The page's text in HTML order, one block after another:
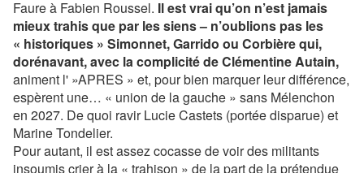
Faure à Fabien Roussel. Il est vrai qu’on n’est jamais
mieux trahis que par les siens – n’oublions pas les
« historiques » Simonnet, Garrido ou Corbière qui,
dorénavant, avec la complicité de Clémentine Autain,
animent l' »APRES » et, pour bien marquer leur différence,
espèrent une… « union de la gauche » sans Mélenchon
en 2027. De quoi ravir Lucie Castets (portée disparue) et
Marine Tondelier.
Pour autant, il est assez cocasse de voir des militants
insoumis crier à la « trahison » de la part de la prétendue